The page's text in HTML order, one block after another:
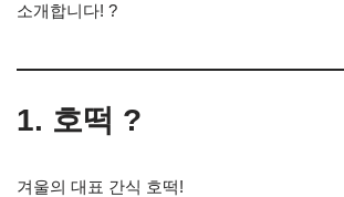
소개합니다! ?
1. 호떡 ?
겨울의 대표 간식 호떡!